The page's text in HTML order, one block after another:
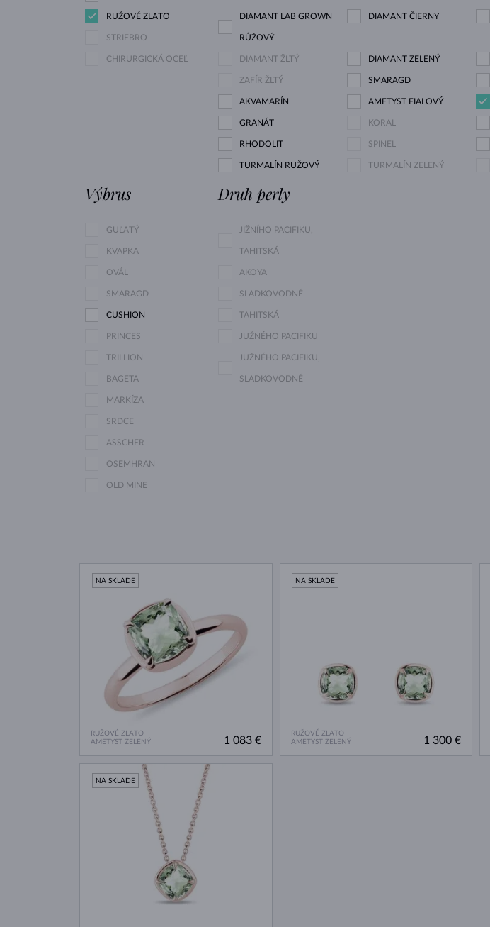
RUŽOVÉ ZLATO
STRIEBRO
CHIRURGICKÁ OCEĽ
DIAMANT LAB GROWN
RŮŽOVÝ
DIAMANT ČIERNY
DIAMANT ŽLTÝ DIAMANT ZELENÝ
ZAFÍR ŽLTÝ SMARAGD
AKVAMARÍN AMETYST FIALOVÝ
GRANÁT KORAL
RHODOLIT SPINEL
TURMALÍN RUŽOVÝ TURMALÍN ZELENÝ
Výbrus
GUĽATÝ
KVAPKA
OVÁL
SMARAGD
CUSHION
PRINCES
TRILLION
BAGETA
MARKÍZA
SRDCE
ASSCHER
OSEMHRAN
OLD MINE
Druh perly
JIŽNÍHO PACIFIKU,
TAHITSKÁ
AKOYA
SLADKOVODNÉ
TAHITSKÁ
JUŽNÉHO PACIFIKU
JUŽNÉHO PACIFIKU,
SLADKOVODNÉ
RUŽOVÉ ZLATO
AMETYST ZELENÝ
NA SKLADE
1 083 €
RUŽOVÉ ZLATO
AMETYST ZELENÝ
NA SKLADE
1 300 €
NA SKLADE